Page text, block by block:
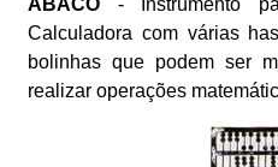
ÁBACO - Instrumento
Calculadora com várias
bolinhas que podem ser
realizar operações